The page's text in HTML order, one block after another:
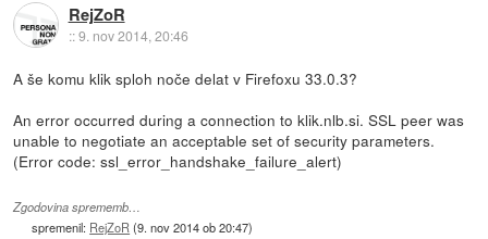
RejZoR
::9. nov 2014, 20:46
A še komu klik sploh noče delat v Firefoxu 33.0.3?
An error occurred during a connection to klik.nlb.si. SSL peer was
unable to negotiate an acceptable set of security parameters.
(Error code: ssl_error_handshake_failure_alert)
Zgodovina sprememb…
spremenil: RejZoR (9. nov 2014 ob 20:47)